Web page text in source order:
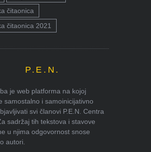
čitaonica
čitaonica 2021
P.E.N.
je web platforma na kojoj
samostalno i samoinicijativno
svi članovi P.E.N. Centra
sadržaj tih tekstova i stavove
u njima odgovornost snose
autori.